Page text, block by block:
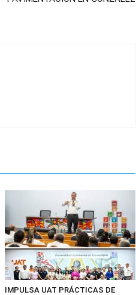
IMPULSA UAT PRÁCTICAS DE